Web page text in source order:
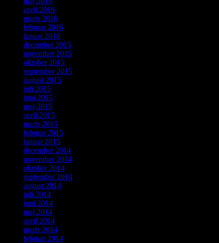
april 2016
marts 2016
februar 2016
januar 2016
december 2015
november 2015
oktober 2015
september 2015
august 2015
juli 2015
juni 2015
maj 2015
april 2015
marts 2015
februar 2015
januar 2015
december 2014
november 2014
oktober 2014
september 2014
august 2014
juli 2014
juni 2014
maj 2014
april 2014
marts 2014
februar 2014